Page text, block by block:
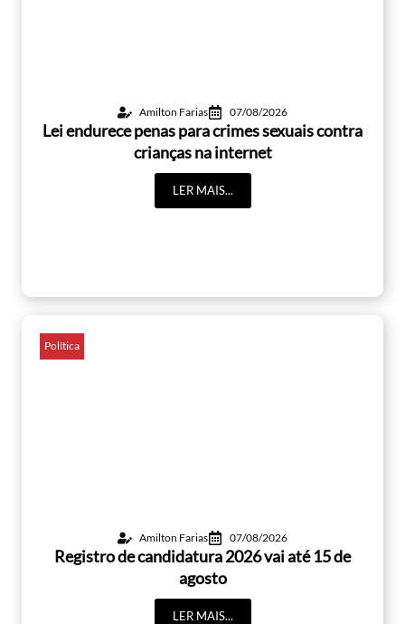
Amilton Farias 07/08/2026
Lei endurece penas para crimes sexuais contra
crianças na internet
LER MAIS...
Política
Amilton Farias 07/08/2026
Registro de candidatura 2026 vai até 15 de
agosto
LER MAIS...